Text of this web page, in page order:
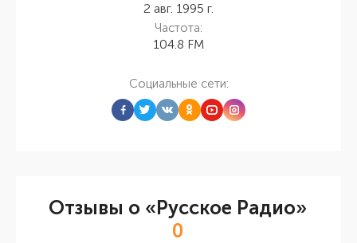
2 авг. 1995 г.
Частота:
104.8 FM
Социальные сети:
Отзывы о «Русское Радио»
0